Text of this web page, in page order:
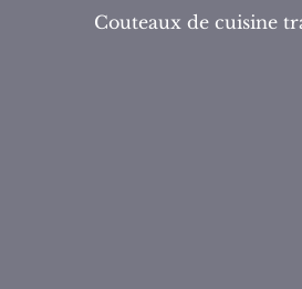
Couteaux de cuisine